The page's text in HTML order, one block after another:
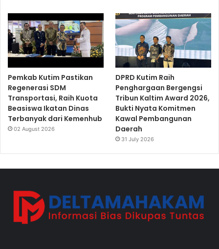
Pemkab Kutim Pastikan
Regenerasi SDM
Transportasi, Raih Kuota
Beasiswa Ikatan Dinas
Terbanyak dari Kemenhub
02 August 2026
DPRD Kutim Raih
Penghargaan Bergengsi
Tribun Kaltim Award 2026,
Bukti Nyata Komitmen
Kawal Pembangunan
Daerah
31 July 2026